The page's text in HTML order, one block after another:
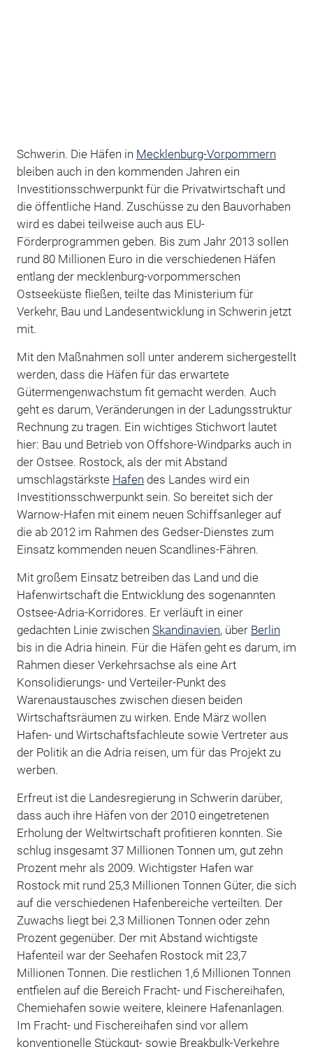
Schwerin. Die Häfen in Mecklenburg-Vorpommern
bleiben auch in den kommenden Jahren ein
Investitionsschwerpunkt für die Privatwirtschaft und
die öffentliche Hand. Zuschüsse zu den Bauvorhaben
wird es dabei teilweise auch aus EU-
Förderprogrammen geben. Bis zum Jahr 2013 sollen
rund 80 Millionen Euro in die verschiedenen Häfen
entlang der mecklenburg-vorpommerschen
Ostseeküste fließen, teilte das Ministerium für
Verkehr, Bau und Landesentwicklung in Schwerin jetzt
mit.
Mit den Maßnahmen soll unter anderem sichergestellt
werden, dass die Häfen für das erwartete
Gütermengenwachstum fit gemacht werden. Auch
geht es darum, Veränderungen in der Ladungsstruktur
Rechnung zu tragen. Ein wichtiges Stichwort lautet
hier: Bau und Betrieb von Offshore-Windparks auch in
der Ostsee. Rostock, als der mit Abstand
umschlagstärkste Hafen des Landes wird ein
Investitionsschwerpunkt sein. So bereitet sich der
Warnow-Hafen mit einem neuen Schiffsanleger auf
die ab 2012 im Rahmen des Gedser-Dienstes zum
Einsatz kommenden neuen Scandlines-Fähren.
Mit großem Einsatz betreiben das Land und die
Hafenwirtschaft die Entwicklung des sogenannten
Ostsee-Adria-Korridores. Er verläuft in einer
gedachten Linie zwischen Skandinavien, über Berlin
bis in die Adria hinein. Für die Häfen geht es darum, im
Rahmen dieser Verkehrsachse als eine Art
Konsolidierungs- und Verteiler-Punkt des
Warenaustausches zwischen diesen beiden
Wirtschaftsräumen zu wirken. Ende März wollen
Hafen- und Wirtschaftsfachleute sowie Vertreter aus
der Politik an die Adria reisen, um für das Projekt zu
werben.
Erfreut ist die Landesregierung in Schwerin darüber,
dass auch ihre Häfen von der 2010 eingetretenen
Erholung der Weltwirtschaft profitieren konnten. Sie
schlug insgesamt 37 Millionen Tonnen um, gut zehn
Prozent mehr als 2009. Wichtigster Hafen war
Rostock mit rund 25,3 Millionen Tonnen Güter, die sich
auf die verschiedenen Hafenbereiche verteilten. Der
Zuwachs liegt bei 2,3 Millionen Tonnen oder zehn
Prozent gegenüber. Der mit Abstand wichtigste
Hafenteil war der Seehafen Rostock mit 23,7
Millionen Tonnen. Die restlichen 1,6 Millionen Tonnen
entfielen auf die Bereich Fracht- und Fischereihafen,
Chemiehafen sowie weitere, kleinere Hafenanlagen.
Im Fracht- und Fischereihafen sind vor allem
konventionelle Stückgut- sowie Breakbulk-Verkehre